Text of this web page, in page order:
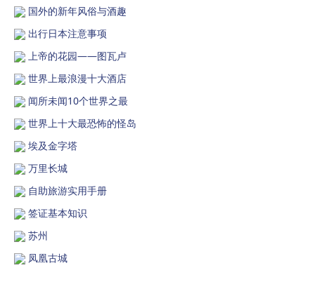
国外的新年风俗与酒趣
出行日本注意事项
上帝的花园——图瓦卢
世界上最浪漫十大酒店
闻所未闻10个世界之最
世界上十大最恐怖的怪岛
埃及金字塔
万里长城
自助旅游实用手册
签证基本知识
苏州
凤凰古城